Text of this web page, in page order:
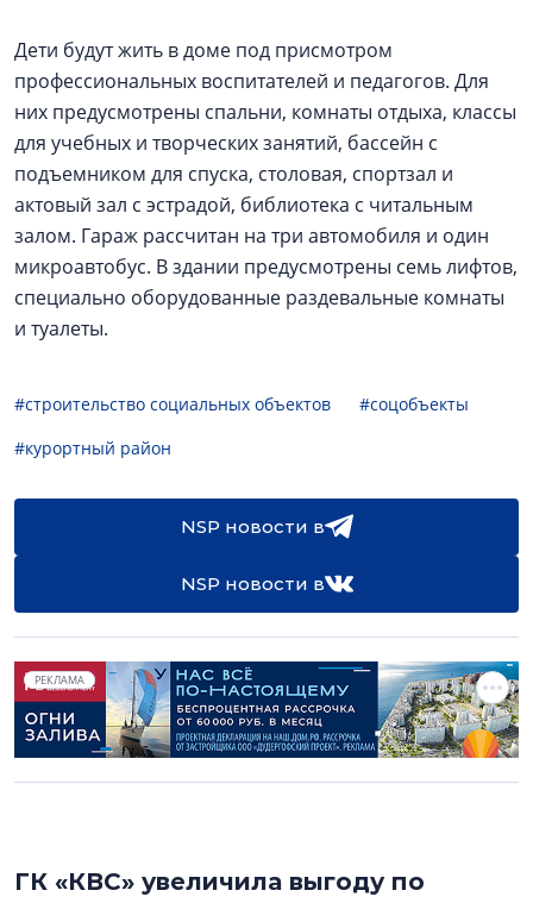
Дети будут жить в доме под присмотром
профессиональных воспитателей и педагогов. Для
них предусмотрены спальни, комнаты отдыха, классы
для учебных и творческих занятий, бассейн с
подъемником для спуска, столовая, спортзал и
актовый зал с эстрадой, библиотека с читальным
залом. Гараж рассчитан на три автомобиля и один
микроавтобус. В здании предусмотрены семь лифтов,
специально оборудованные раздевальные комнаты
и туалеты.
#строительство социальных объектов
#соцобъекты
#курортный район
NSP новости в
NSP новости в
РЕКЛАМА
ГК «КВС» увеличила выгоду по